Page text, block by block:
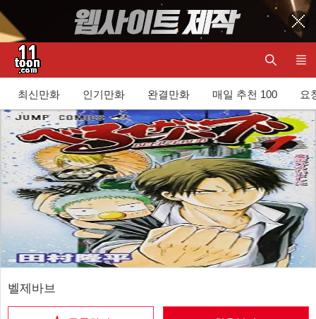
최신만화 인기만화 완결만화 매일 추천 100 요
벨제바브